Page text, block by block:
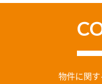
物件に関す